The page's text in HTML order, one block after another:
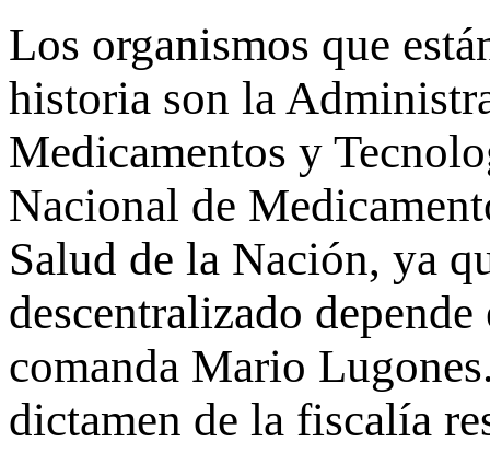
Los organismos que
historia son la
Medicamentos y
Nacional de
Salud de la Nación, ya
descentralizado
comanda Mario
dictamen de la fiscalía